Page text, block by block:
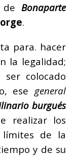
Bonaparte
.
para. hacer
la legalidad;
colocado
ese general
burgués
realizar los
límites de la
y de su